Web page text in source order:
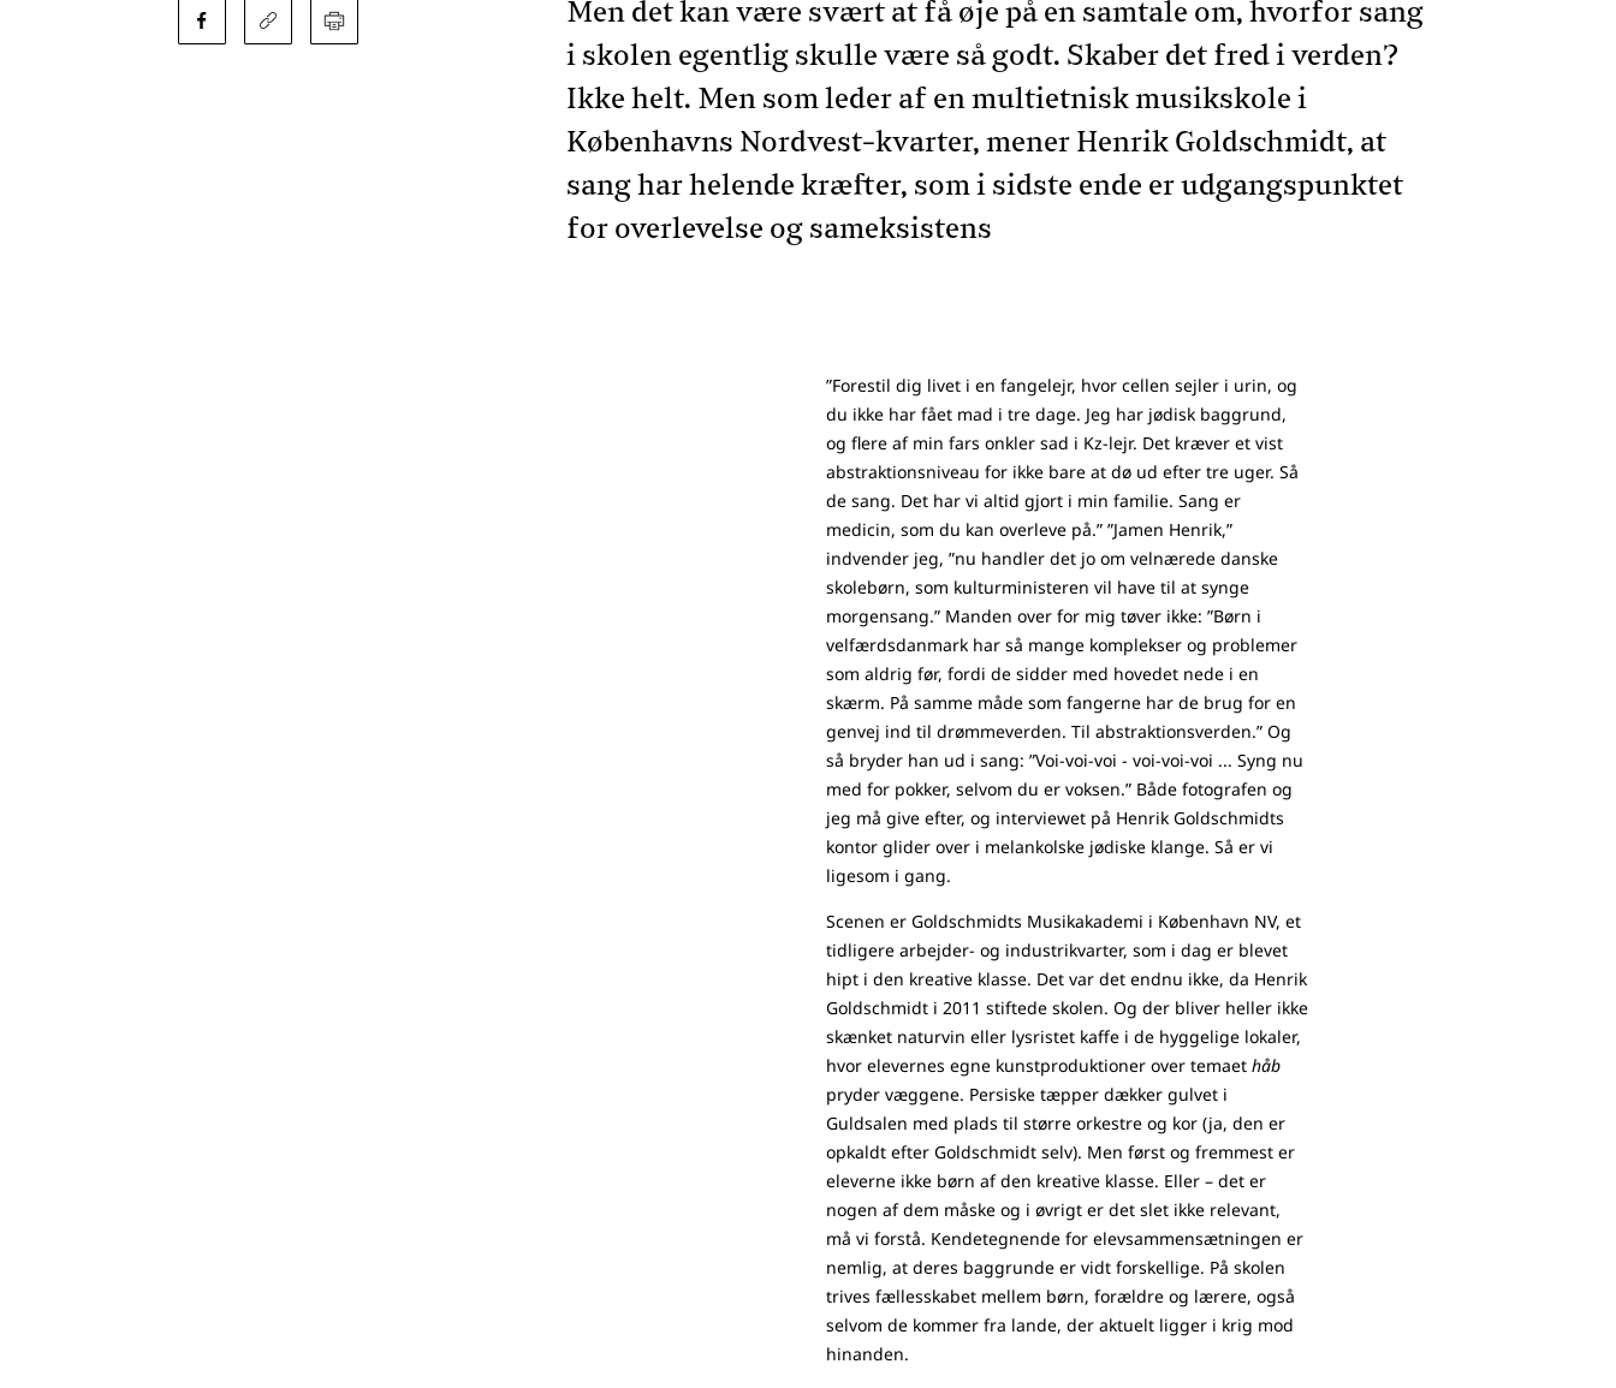
Men det kan være svært at få øje på en samtale om, hvorfor sang
i skolen egentlig skulle være så godt. Skaber det fred i verden?
Ikke helt. Men som leder af en multietnisk musikskole i
Københavns Nordvest-kvarter, mener Henrik Goldschmidt, at
sang har helende kræfter, som i sidste ende er udgangspunktet
for overlevelse og sameksistens
”Forestil dig livet i en fangelejr, hvor cellen sejler i urin, og
du ikke har fået mad i tre dage. Jeg har jødisk baggrund,
og flere af min fars onkler sad i Kz-lejr. Det kræver et vist
abstraktionsniveau for ikke bare at dø ud efter tre uger. Så
de sang. Det har vi altid gjort i min familie. Sang er
medicin, som du kan overleve på.” ”Jamen Henrik,”
indvender jeg, ”nu handler det jo om velnærede danske
skolebørn, som kulturministeren vil have til at synge
morgensang.” Manden over for mig tøver ikke: ”Børn i
velfærdsdanmark har så mange komplekser og problemer
som aldrig før, fordi de sidder med hovedet nede i en
skærm. På samme måde som fangerne har de brug for en
genvej ind til drømmeverden. Til abstraktionsverden.” Og
så bryder han ud i sang: ”Voi-voi-voi - voi-voi-voi ... Syng nu
med for pokker, selvom du er voksen.” Både fotografen og
jeg må give efter, og interviewet på Henrik Goldschmidts
kontor glider over i melankolske jødiske klange. Så er vi
ligesom i gang.
Scenen er Goldschmidts Musikakademi i København NV, et
tidligere arbejder- og industrikvarter, som i dag er blevet
hipt i den kreative klasse. Det var det endnu ikke, da Henrik
Goldschmidt i 2011 stiftede skolen. Og der bliver heller ikke
skænket naturvin eller lysristet kaffe i de hyggelige lokaler,
hvor elevernes egne kunstproduktioner over temaethåb
pryder væggene. Persiske tæpper dækker gulvet i
Guldsalen med plads til større orkestre og kor (ja, den er
opkaldt efter Goldschmidt selv). Men først og fremmest er
eleverne ikke børn af den kreative klasse. Eller – det er
nogen af dem måske og i øvrigt er det slet ikke relevant,
må vi forstå. Kendetegnende for elevsammensætningen er
nemlig, at deres baggrunde er vidt forskellige. På skolen
trives fællesskabet mellem børn, forældre og lærere, også
selvom de kommer fra lande, der aktuelt ligger i krig mod
hinanden.